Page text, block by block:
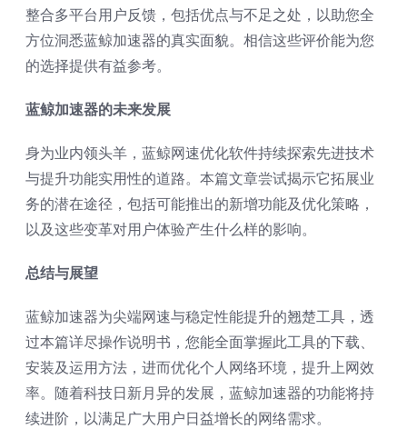
整合多平台用户反馈，包括优点与不足之处，以助您全
方位洞悉蓝鲸加速器的真实面貌。相信这些评价能为您
的选择提供有益参考。
蓝鲸加速器的未来发展
身为业内领头羊，蓝鲸网速优化软件持续探索先进技术
与提升功能实用性的道路。本篇文章尝试揭示它拓展业
务的潜在途径，包括可能推出的新增功能及优化策略，
以及这些变革对用户体验产生什么样的影响。
总结与展望
蓝鲸加速器为尖端网速与稳定性能提升的翘楚工具，透
过本篇详尽操作说明书，您能全面掌握此工具的下载、
安装及运用方法，进而优化个人网络环境，提升上网效
率。随着科技日新月异的发展，蓝鲸加速器的功能将持
续进阶，以满足广大用户日益增长的网络需求。